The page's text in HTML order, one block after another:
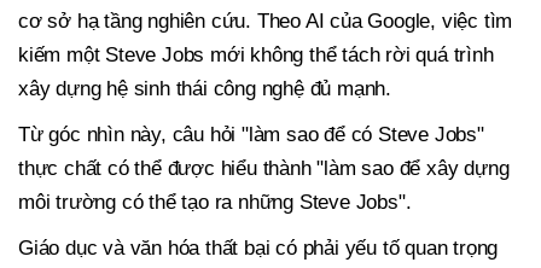
cơ sở hạ tầng nghiên cứu. Theo AI của Google, việc tìm
kiếm một Steve Jobs mới không thể tách rời quá trình
xây dựng hệ sinh thái công nghệ đủ mạnh.
Từ góc nhìn này, câu hỏi "làm sao để có Steve Jobs"
thực chất có thể được hiểu thành "làm sao để xây dựng
môi trường có thể tạo ra những Steve Jobs".
Giáo dục và văn hóa thất bại có phải yếu tố quan trọng